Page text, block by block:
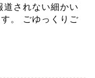
されない細かい
。 ごゆっくりご